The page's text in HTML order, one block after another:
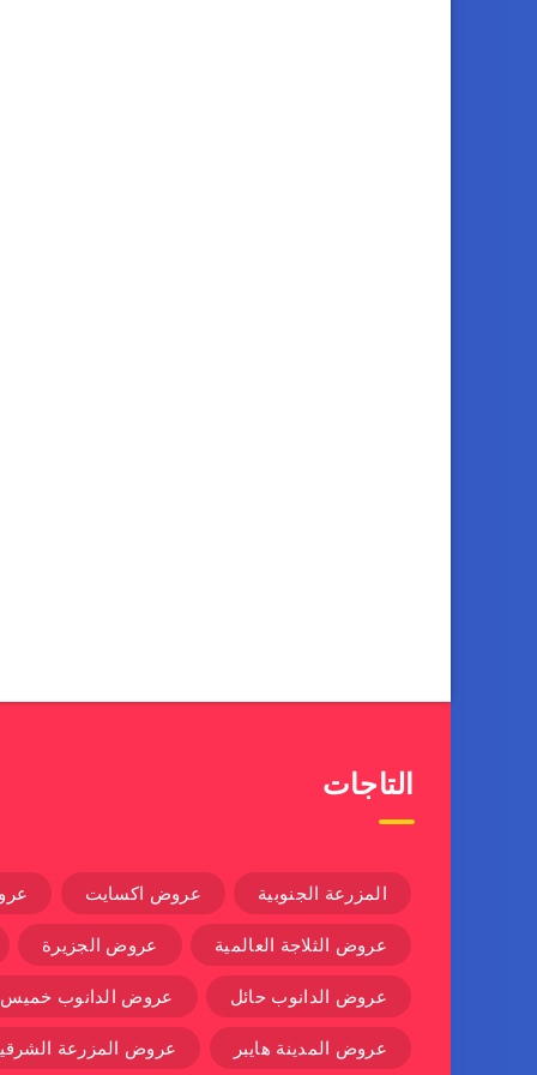
التاجات
المزرعة الجنوبية عروض اكسايت
عروض الثلاجة العالمية عروض الجزيرة
عروض الدانوب حائل عروض الدانوب
عروض المدينة هايبر عروض المزرعة